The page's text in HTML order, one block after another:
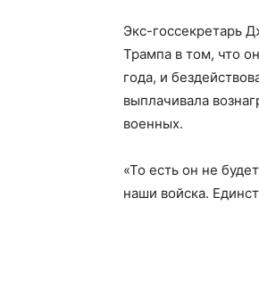
Экс-госсекретарь
Трампа в том, что
года, и
выплачивала
военных.
«То есть он не
наши войска.